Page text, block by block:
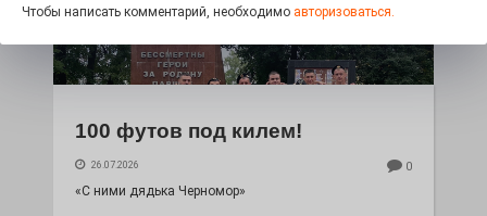
100 футов под килем!
26.07.2026 0
«С ними дядька Черномор»
Чтобы написать комментарий, необходимо авторизоваться.